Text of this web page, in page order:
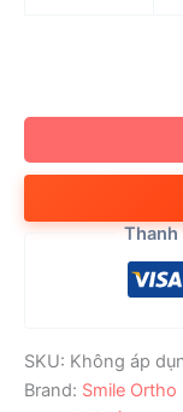
Thanh
SKU: Không áp
Brand: Smile